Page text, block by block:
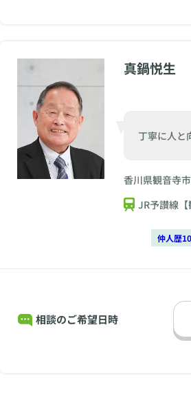
真鍋悦生
丁寧に人と
香川県観音寺
JR予讃線
仲人歴
相談のご希望日時